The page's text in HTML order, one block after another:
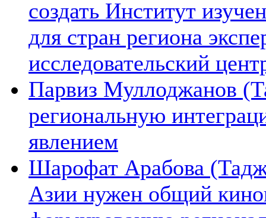
создать Институт
для стран региона
исследовательский
Парвиз Муллоджанов
региональную
явлением
Шарофат Арабова
Азии нужен общий